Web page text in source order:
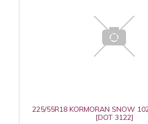
225/55R18 KORMORAN SNOW
[DOT 3122]